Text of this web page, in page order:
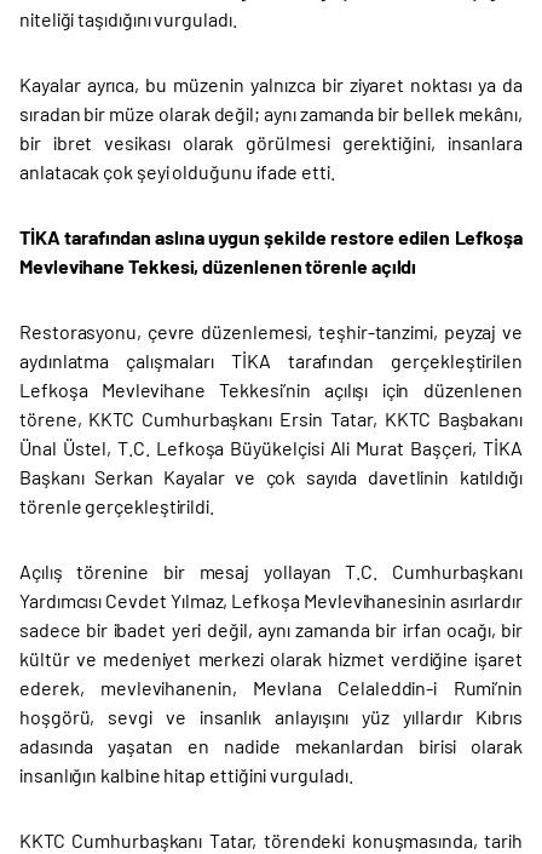
niteliği taşıdığını vurguladı.
Kayalar ayrıca, bu müzenin yalnızca bir ziyaret noktası ya da
sıradan bir müze olarak değil; aynı zamanda bir bellek mekânı,
bir ibret vesikası olarak görülmesi gerektiğini, insanlara
anlatacak çok şeyi olduğunu ifade etti.
TİKA tarafından aslına uygun şekilde restore edilen Lefkoşa
Mevlevihane Tekkesi, düzenlenen törenle açıldı
Restorasyonu, çevre düzenlemesi, teşhir-tanzimi, peyzaj ve
aydınlatma çalışmaları TİKA tarafından gerçekleştirilen
Lefkoşa Mevlevihane Tekkesi’nin açılışı için düzenlenen
törene, KKTC Cumhurbaşkanı Ersin Tatar, KKTC Başbakanı
Ünal Üstel, T.C. Lefkoşa Büyükelçisi Ali Murat Başçeri, TİKA
Başkanı Serkan Kayalar ve çok sayıda davetlinin katıldığı
törenle gerçekleştirildi.
Açılış törenine bir mesaj yollayan T.C. Cumhurbaşkanı
Yardımcısı Cevdet Yılmaz, Lefkoşa Mevlevihanesinin asırlardır
sadece bir ibadet yeri değil, aynı zamanda bir irfan ocağı, bir
kültür ve medeniyet merkezi olarak hizmet verdiğine işaret
ederek, mevlevihanenin, Mevlana Celaleddin-i Rumi’nin
hoşgörü, sevgi ve insanlık anlayışını yüz yıllardır Kıbrıs
adasında yaşatan en nadide mekanlardan birisi olarak
insanlığın kalbine hitap ettiğini vurguladı.
KKTC Cumhurbaşkanı Tatar, törendeki konuşmasında, tarih